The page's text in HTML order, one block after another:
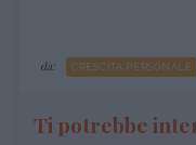
da: CRESCITA PERSONALE
Ti potrebbe